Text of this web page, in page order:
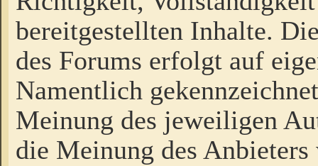
bereitgestellten Inhalte.
des Forums erfolgt auf
Namentlich
Meinung des jeweiligen
die Meinung des Anbieters